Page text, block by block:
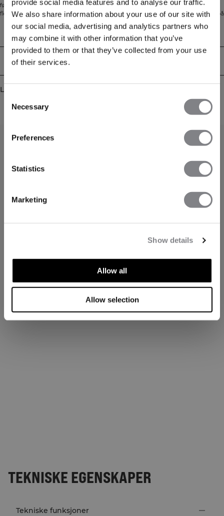
provide social media features and to analyse our traffic.
We also share information about your use of our site with
our social media, advertising and analytics partners who
may combine it with other information that you’ve
provided to them or that they’ve collected from your use
of their services.
Selection
Necessary
Preferences
Statistics
Marketing
Show details
Allow all
Allow selection
følelse. Den sømløse konstruksjonen og atletiske passformen gir komfort og
fleksibilitet, mens meshdetaljer og tommelhull gjør den ideell for lag-på-lag på
kaldere dager. Laget av en premium blanding av polyester, lyocell, ull,
polyamid og elastan.
Tekniske egenskaper
Levering og retur
Lignende produkter
TEKNISKE EGENSKAPER
Tekniske funksjoner